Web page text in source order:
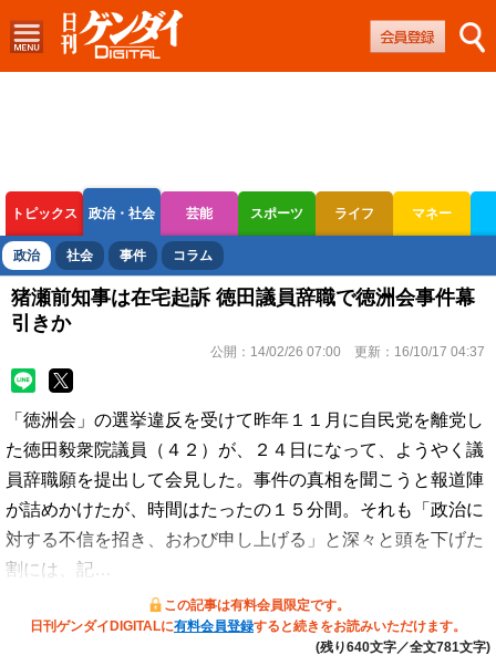
トピックス 政治・社会 芸能 スポーツ ライフ マネー
ボートレース 競輪 オートレース
政治 社会 事件 コラム
猪瀬前知事は在宅起訴 徳田議員辞職で徳洲会事件幕
引きか
公開： 14/02/26 07:00 更新： 16/10/17 04:37
「徳洲会」の選挙違反を受けて昨年１１月に自民党を離党し
た徳田毅衆院議員（４２）が、２４日になって、ようやく議
員辞職願を提出して会見した。事件の真相を聞こうと報道陣
が詰めかけたが、時間はたったの１５分間。それも「政治に
対する不信を招き、おわび申し上げる」と深々と頭を下げた
割には、記…
この記事は有料会員限定です。
日刊ゲンダイDIGITALに有料会員登録すると続きをお読みいただけます。
(残り640文字／全文781文字)